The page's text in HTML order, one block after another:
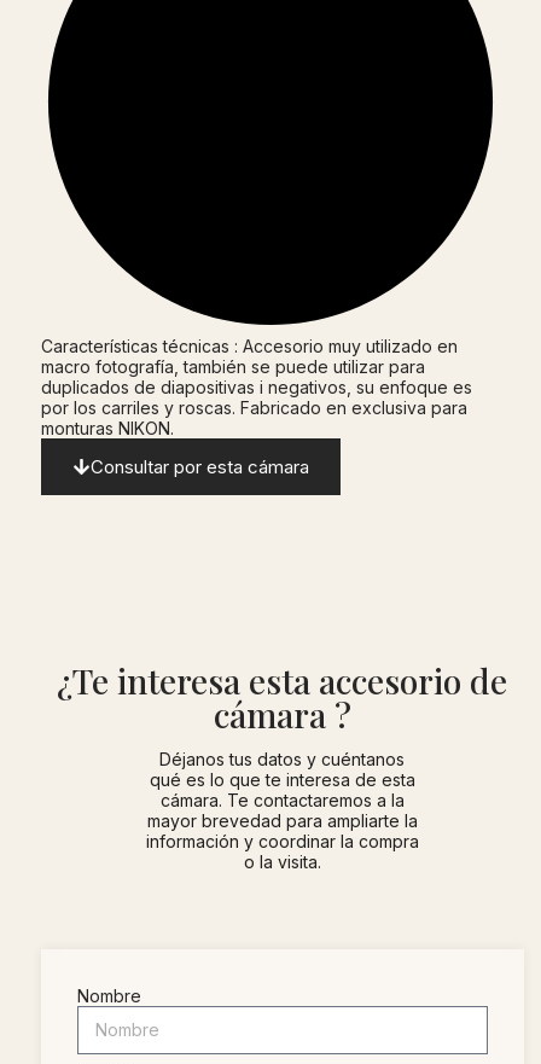
Características técnicas : Accesorio muy utilizado en
macro fotografía, también se puede utilizar para
duplicados de diapositivas i negativos, su enfoque es
por los carriles y roscas. Fabricado en exclusiva para
monturas NIKON.
Consultar por esta cámara
¿Te interesa esta accesorio de
cámara ?
Déjanos tus datos y cuéntanos
qué es lo que te interesa de esta
cámara. Te contactaremos a la
mayor brevedad para ampliarte la
información y coordinar la compra
o la visita.
Nombre